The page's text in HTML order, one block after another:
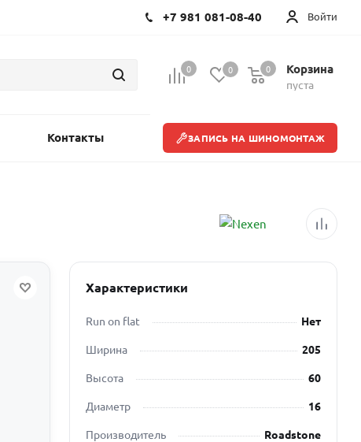
Войти
+7 981 081-08-40
0 0 Корзина
пуста
0
Контакты ЗАПИСЬ НА ШИНОМОНТАЖ
Характеристики
Run on flat
Нет
Ширина
205
Высота
60
Диаметр
16
Производитель
Roadstone